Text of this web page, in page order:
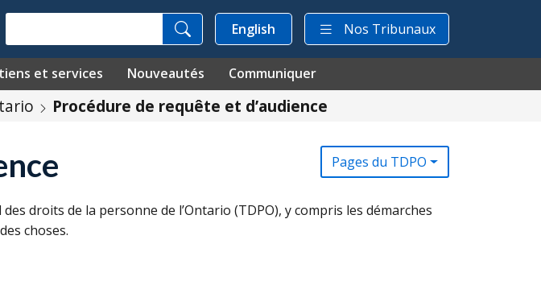
English Nos Tribunaux
et services Nouveautés Communiquer
Procédure de requête et d’audience
Pages du TDPO
droits de la personne de l’Ontario (TDPO), y compris les démarches
choses.